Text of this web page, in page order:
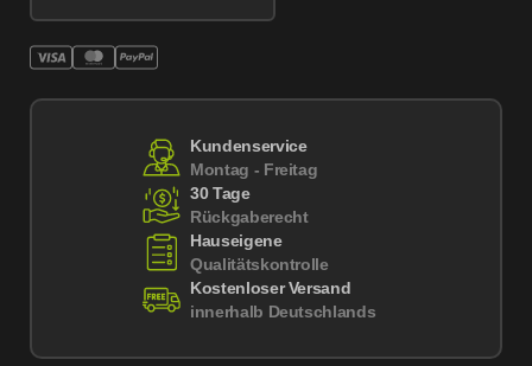
Kundenservice
Montag - Freitag
30 Tage
Rückgaberecht
Hauseigene
Qualitätskontrolle
Kostenloser Versand
innerhalb Deutschlands